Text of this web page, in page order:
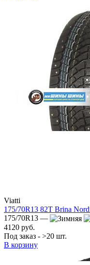
Viatti
175/70R13 82T Brina
175/70R13 —
4120 руб.
Под заказ - >20 шт.
В корзину